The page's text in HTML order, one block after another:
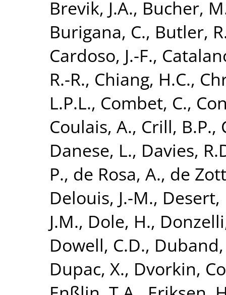
Brevik, J.A., Bucher,
Burigana, C., Butler,
Cardoso, J.-F.,
R.-R., Chiang, H.C.,
L.P.L., Combet, C.,
Coulais, A., Crill, B.P.,
Danese, L., Davies,
P., de Rosa, A., de
Delouis, J.-M., Desert,
J.M., Dole, H.,
Dowell, C.D.,
Dupac, X., Dvorkin,